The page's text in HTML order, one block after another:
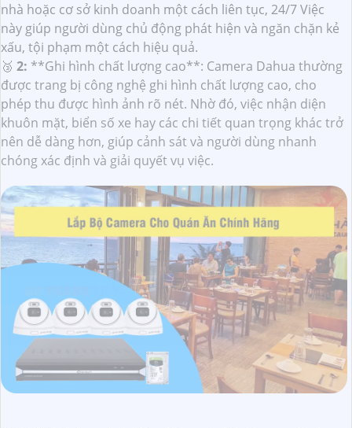
nhà hoặc cơ sở kinh doanh một cách liên tục, 24/7 Việc
này giúp người dùng chủ động phát hiện và ngăn chặn kẻ
xấu, tội phạm một cách hiệu quả.
🥉 2: **Ghi hình chất lượng cao**: Camera Dahua thường
được trang bị công nghệ ghi hình chất lượng cao, cho
phép thu được hình ảnh rõ nét. Nhờ đó, việc nhận diện
khuôn mặt, biển số xe hay các chi tiết quan trọng khác trở
nên dễ dàng hơn, giúp cảnh sát và người dùng nhanh
chóng xác định và giải quyết vụ việc.